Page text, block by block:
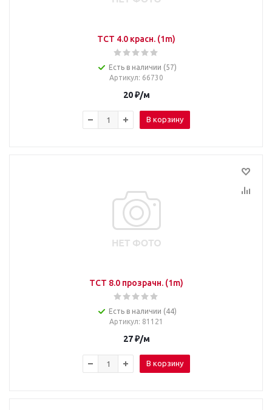
TCT 4.0 красн. (1m)
Есть в наличии (57)
Артикул: 66730
20₽/м
В корзину
TCT 8.0 прозрачн. (1m)
Есть в наличии (44)
Артикул: 81121
27₽/м
В корзину